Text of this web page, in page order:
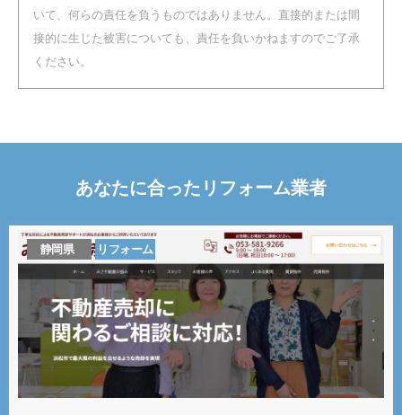
いて、何らの責任を負うものではありません。直接的または間
接的に生じた被害についても、責任を負いかねますのでご了承
ください。
あなたに合った リフォーム業者
静岡県 リフォーム